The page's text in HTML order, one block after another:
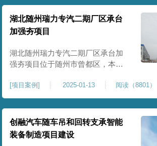
地基加固处理，我司配备FW5000A
大型强夯机一台，并配备28m龙门架
一幅辅助高能级强夯施工，配备
85T，直径为2m，高度为2.2m的柱
锤一个，柱锤接地面积更小，强夯
穿透
湖北随州瑞力专汽二期厂区承台
加强夯项目
湖北随州瑞力专汽二期厂区承台加
强夯项目位于随州市曾都区，本项
要求采用强夯置换工艺进行加固处
理，要求经处理深度不小于8米，地
基承载力不小于180Kpa，该项目场
地周边已有建筑物，且本项目采用
夯击能较大，夯击次数较多，为确
保场地临近建筑物安全性，我司在
[项目案例] 2025-01-13 阅读（8801）
创融汽车随车吊和回转支承智能
装备制造项目建设